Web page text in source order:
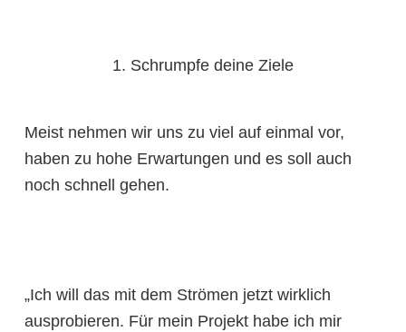
1. Schrumpfe deine Ziele
Meist nehmen wir uns zu viel auf einmal vor,
haben zu hohe Erwartungen und es soll auch
noch schnell gehen.
„Ich will das mit dem Strömen jetzt wirklich
ausprobieren. Für mein Projekt habe ich mir